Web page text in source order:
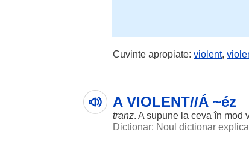
Cuvinte apropiate: violent,
A VIOLENT//Á ~éz
tranz. A supune la ceva în mod
Dictionar: Noul dictionar